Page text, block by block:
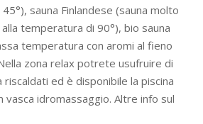
sauna Finlandese (sauna molto
temperatura di 90°), bio sauna
temperatura con aromi al fieno
zona relax potrete usufruire di
riscaldati ed è disponibile la piscina
vasca idromassaggio. Altre info sul